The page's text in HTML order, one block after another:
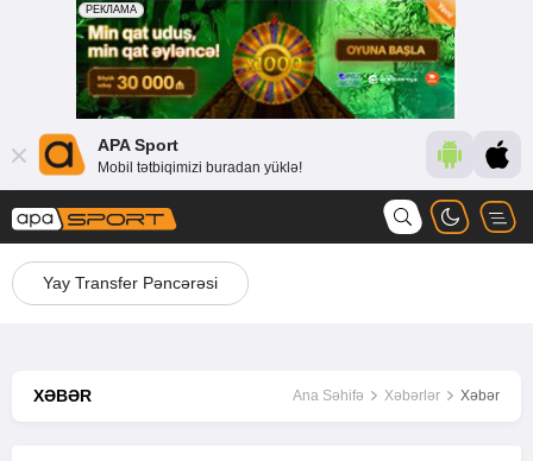
APA Sport
Mobil tətbiqimizi buradan yüklə!
Yay Transfer Pəncərəsi
XƏBƏR Ana Səhifə Xəbərlər Xəbər